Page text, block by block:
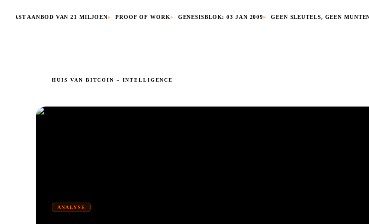
AANBOD VAN 21 MILJOEN▸ PROOF OF WORK▸ GENESISBLOK: 03 JAN 2009▸ GEEN SLEUTELS, GEEN MUNTEN▸
HUIS VAN BITCOIN – INTELLIGENCE
ANALYSE